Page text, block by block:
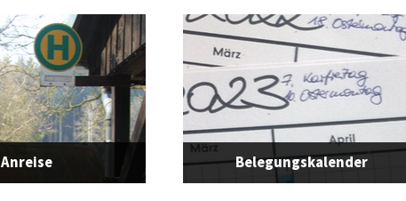
Anreise Belegungskalender